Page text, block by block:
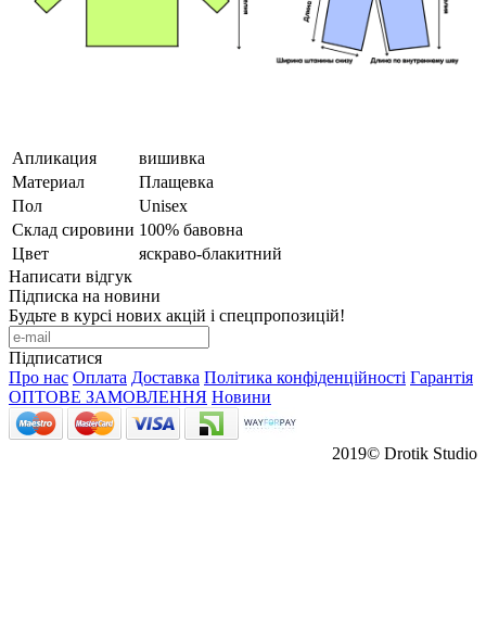
Апликация
вишивка
Материал
Плащевка
Пол
Unisex
Склад сировини 100% бавовна
Цвет
яскраво-блакитний
Написати відгук
Підписка на новини
Будьте в курсі нових акцій і спецпропозицій!
Підписатися
Про нас Оплата Доставка Політика конфіденційності Гарантія
ОПТОВЕ ЗАМОВЛЕННЯ Новини
2019© Drotik Studio